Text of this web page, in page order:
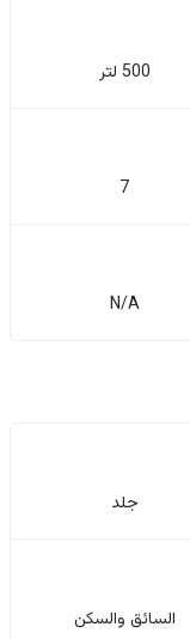
500 لتر
7
N/A
جلد
السائق والسکن